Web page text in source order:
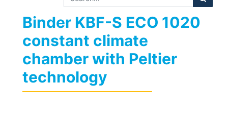
Binder KBF-S ECO 1020
constant climate
chamber with Peltier
technology